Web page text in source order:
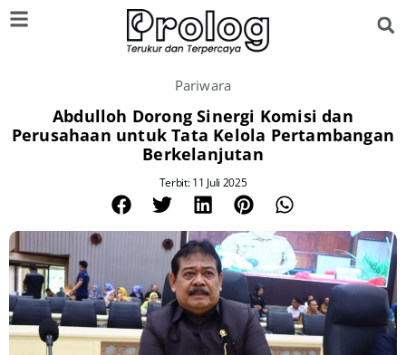
Pariwara
Abdulloh Dorong Sinergi Komisi dan
Perusahaan untuk Tata Kelola Pertambangan
Berkelanjutan
Terbit: 11 Juli 2025